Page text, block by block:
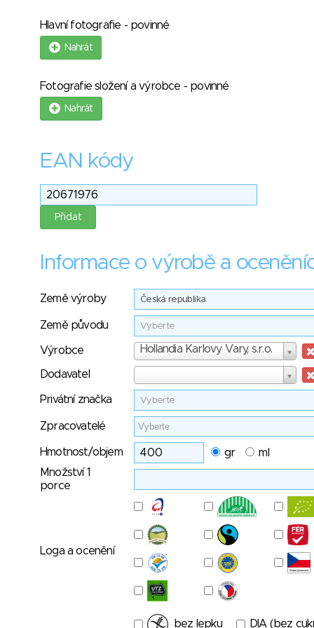
Hlavní fotografie - povinné
Nahrát
Fotografie složení a výrobce - povinné
Nahrát
EAN kódy
Informace o výrobě a
Země výroby Česká republika
Země původu Vyberte
Výrobce Hollandia Karlovy Vary, s.r.o.
Výrobce
Dodavatel
Privátní značka Vyberte
Zpracovatelé
Hmotnost/objem gr
ml
Množství 1
porce
Loga a ocenění
bez lepku DIA (bez